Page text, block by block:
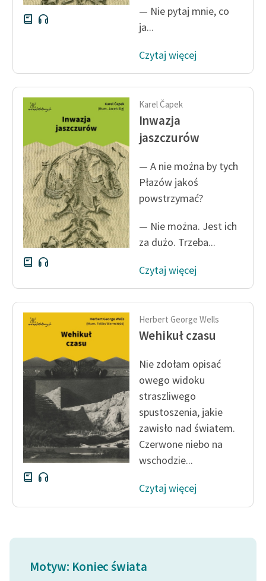
Szkoła Poezji Wolnych
Lektur
Kontakt
O projekcie
Zasady wykorzystania
Wolnych Lektur
Logotypy
Materiały promocyjne
Polityka prywatności
sprawozdania finansowe
Regulamin darowizn
Informacja o treściach
wrażliwych
Deklaracja dostępności
— Nie pytaj mnie, co
ja...
Czytaj więcej
Karel Čapek
Inwazja
jaszczurów
— A nie można by tych
Płazów jakoś
powstrzymać?
— Nie można. Jest ich
za dużo. Trzeba...
Czytaj więcej
Herbert George Wells
Wehikuł czasu
Nie zdołam opisać
owego widoku
straszliwego
spustoszenia, jakie
zawisło nad światem.
Czerwone niebo na
wschodzie...
Czytaj więcej
Motyw: Koniec świata